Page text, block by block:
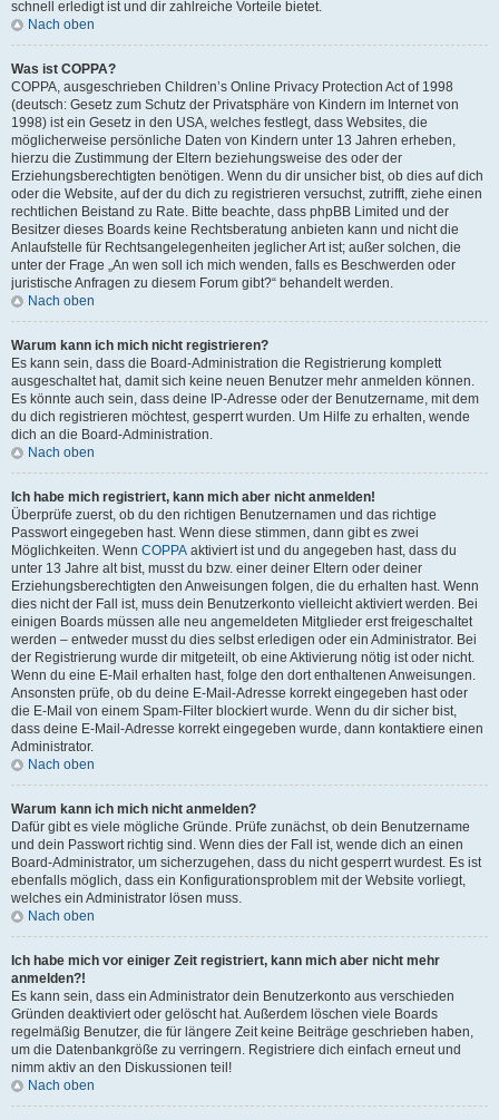
schnell erledigt ist und dir zahlreiche Vorteile bietet.
Nach oben
Was ist COPPA?
COPPA, ausgeschrieben Children’s Online Privacy Protection Act of 1998
(deutsch: Gesetz zum Schutz der Privatsphäre von Kindern im Internet von
1998) ist ein Gesetz in den USA, welches festlegt, dass Websites, die
möglicherweise persönliche Daten von Kindern unter 13 Jahren erheben,
hierzu die Zustimmung der Eltern beziehungsweise des oder der
Erziehungsberechtigten benötigen. Wenn du dir unsicher bist, ob dies auf dich
oder die Website, auf der du dich zu registrieren versuchst, zutrifft, ziehe einen
rechtlichen Beistand zu Rate. Bitte beachte, dass phpBB Limited und der
Besitzer dieses Boards keine Rechtsberatung anbieten kann und nicht die
Anlaufstelle für Rechtsangelegenheiten jeglicher Art ist; außer solchen, die
unter der Frage „An wen soll ich mich wenden, falls es Beschwerden oder
juristische Anfragen zu diesem Forum gibt?“ behandelt werden.
Nach oben
Warum kann ich mich nicht registrieren?
Es kann sein, dass die Board-Administration die Registrierung komplett
ausgeschaltet hat, damit sich keine neuen Benutzer mehr anmelden können.
Es könnte auch sein, dass deine IP-Adresse oder der Benutzername, mit dem
du dich registrieren möchtest, gesperrt wurden. Um Hilfe zu erhalten, wende
dich an die Board-Administration.
Nach oben
Ich habe mich registriert, kann mich aber nicht anmelden!
Überprüfe zuerst, ob du den richtigen Benutzernamen und das richtige
Passwort eingegeben hast. Wenn diese stimmen, dann gibt es zwei
Möglichkeiten. Wenn COPPA aktiviert ist und du angegeben hast, dass du
unter 13 Jahre alt bist, musst du bzw. einer deiner Eltern oder deiner
Erziehungsberechtigten den Anweisungen folgen, die du erhalten hast. Wenn
dies nicht der Fall ist, muss dein Benutzerkonto vielleicht aktiviert werden. Bei
einigen Boards müssen alle neu angemeldeten Mitglieder erst freigeschaltet
werden – entweder musst du dies selbst erledigen oder ein Administrator. Bei
der Registrierung wurde dir mitgeteilt, ob eine Aktivierung nötig ist oder nicht.
Wenn du eine E-Mail erhalten hast, folge den dort enthaltenen Anweisungen.
Ansonsten prüfe, ob du deine E-Mail-Adresse korrekt eingegeben hast oder
die E-Mail von einem Spam-Filter blockiert wurde. Wenn du dir sicher bist,
dass deine E-Mail-Adresse korrekt eingegeben wurde, dann kontaktiere einen
Administrator.
Nach oben
Warum kann ich mich nicht anmelden?
Dafür gibt es viele mögliche Gründe. Prüfe zunächst, ob dein Benutzername
und dein Passwort richtig sind. Wenn dies der Fall ist, wende dich an einen
Board-Administrator, um sicherzugehen, dass du nicht gesperrt wurdest. Es ist
ebenfalls möglich, dass ein Konfigurationsproblem mit der Website vorliegt,
welches ein Administrator lösen muss.
Nach oben
Ich habe mich vor einiger Zeit registriert, kann mich aber nicht mehr
anmelden?!
Es kann sein, dass ein Administrator dein Benutzerkonto aus verschieden
Gründen deaktiviert oder gelöscht hat. Außerdem löschen viele Boards
regelmäßig Benutzer, die für längere Zeit keine Beiträge geschrieben haben,
um die Datenbankgröße zu verringern. Registriere dich einfach erneut und
nimm aktiv an den Diskussionen teil!
Nach oben